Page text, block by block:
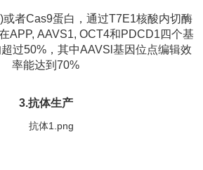
者Cas9蛋白，通过T7E1核酸内切酶
APP, AAVS1, OCT4和PDCD1四个基
过50%，其中AAVSl基因位点编辑效
率能达到70%
3.抗体生产